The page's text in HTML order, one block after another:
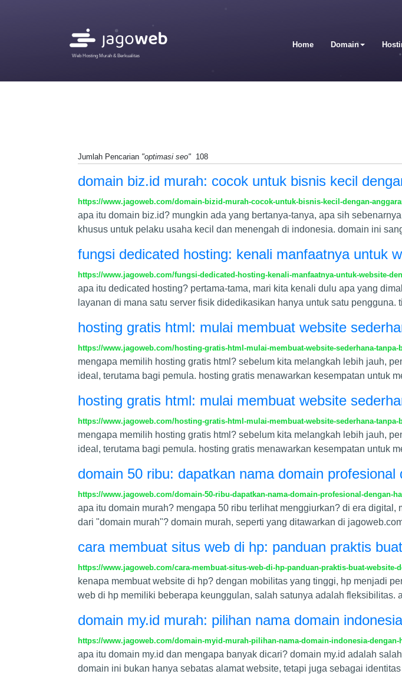
Web Hosting Murah & Berkualitas
Home Domain
Jumlah Pencarian "optimasi seo" 108
domain biz.id murah: cocok untuk bisnis kecil
https://www.jagoweb.com/domain-bizid-murah-cocok-untuk-bisnis-kecil-dengan-
apa itu domain biz.id? mungkin ada yang bertanya-tanya, apa sih
khusus untuk pelaku usaha kecil dan menengah di indonesia. domain ini
fungsi dedicated hosting: kenali manfaatnya untuk
https://www.jagoweb.com/fungsi-dedicated-hosting-kenali-manfaatnya-untuk-website-
apa itu dedicated hosting? pertama-tama, mari kita kenali dulu apa yang
layanan di mana satu server fisik didedikasikan hanya untuk satu pengguna.
hosting gratis html: mulai membuat website
https://www.jagoweb.com/hosting-gratis-html-mulai-membuat-website-sederhana-tanpa-
mengapa memilih hosting gratis html? sebelum kita melangkah lebih jauh,
ideal, terutama bagi pemula. hosting gratis menawarkan kesempatan untuk
hosting gratis html: mulai membuat website
https://www.jagoweb.com/hosting-gratis-html-mulai-membuat-website-sederhana-tanpa-
mengapa memilih hosting gratis html? sebelum kita melangkah lebih jauh,
ideal, terutama bagi pemula. hosting gratis menawarkan kesempatan untuk
domain 50 ribu: dapatkan nama domain
https://www.jagoweb.com/domain-50-ribu-dapatkan-nama-domain-profesional-dengan-
apa itu domain murah? mengapa 50 ribu terlihat menggiurkan? di era
dari "domain murah"? domain murah, seperti yang ditawarkan di
cara membuat situs web di hp: panduan praktis
https://www.jagoweb.com/cara-membuat-situs-web-di-hp-panduan-praktis-buat-website-
kenapa membuat website di hp? dengan mobilitas yang tinggi, hp menjadi
web di hp memiliki beberapa keunggulan, salah satunya adalah fleksibilitas.
domain my.id murah: pilihan nama domain
https://www.jagoweb.com/domain-myid-murah-pilihan-nama-domain-indonesia-dengan-
apa itu domain my.id dan mengapa banyak dicari? domain my.id adalah
domain ini bukan hanya sebatas alamat website, tetapi juga sebagai